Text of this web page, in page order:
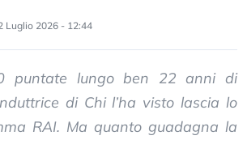
Luglio 2026 - 12:44
puntate lungo ben 22 anni di
di Chi l’ha visto lascia lo
RAI. Ma quanto guadagna la